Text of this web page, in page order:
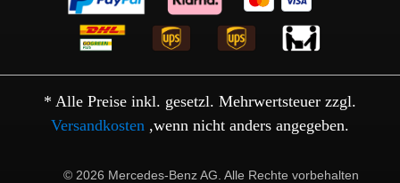
* Alle Preise inkl. gesetzl. Mehrwertsteuer zzgl.
Versandkosten ,wenn nicht anders angegeben.
© 2026 Mercedes-Benz AG. Alle Rechte vorbehalten